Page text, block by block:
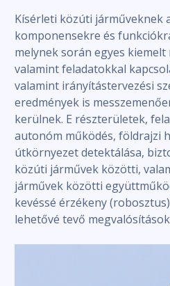
Kísérleti közúti járműveknek
komponensekre és
melynek során egyes
valamint feladatokkal
valamint irányítástervezési
eredmények is
kerülnek. E részterületek,
autonóm működés, földrajzi
útkörnyezet detektálása,
közúti járművek közötti,
járművek közötti
kevéssé érzékeny
lehetővé tevő